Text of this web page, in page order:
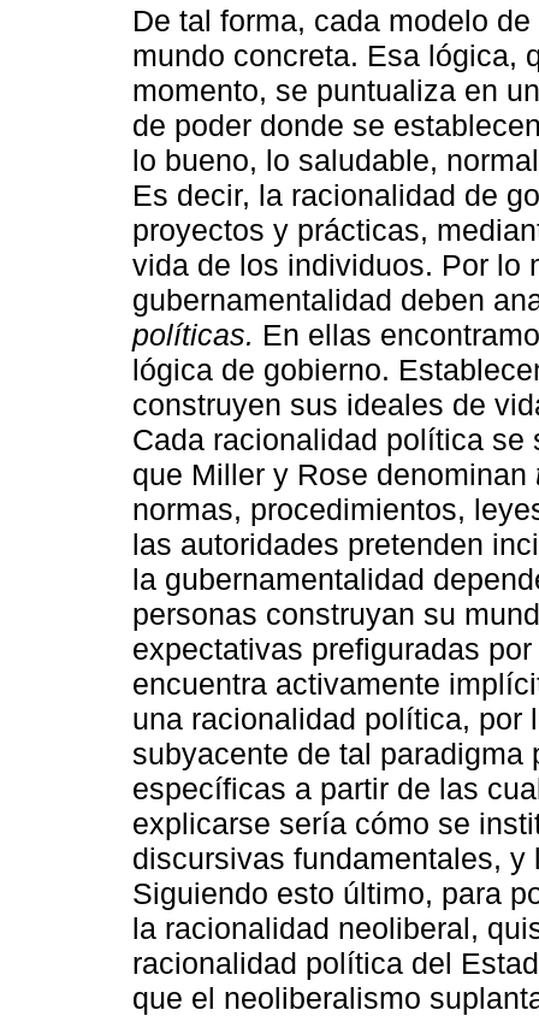
De tal forma, cada modelo
mundo concreta. Esa lógica,
momento, se puntualiza en
de poder donde se
lo bueno, lo saludable,
Es decir, la racionalidad de
proyectos y prácticas,
vida de los individuos. Por lo
gubernamentalidad deben
políticas. En ellas
lógica de gobierno.
construyen sus ideales de
Cada racionalidad política
que Miller y Rose denominan
normas, procedimientos,
las autoridades pretenden
la gubernamentalidad
personas construyan su
expectativas prefiguradas
encuentra activamente
una racionalidad política, por
subyacente de tal
específicas a partir de las
explicarse sería cómo se
discursivas fundamentales,
Siguiendo esto último, para
la racionalidad neoliberal,
racionalidad política del
que el neoliberalismo